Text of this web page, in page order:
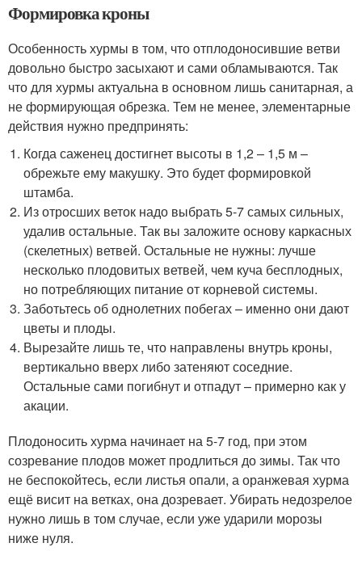
Формировка кроны
Особенность хурмы в том, что отплодоносившие ветви
довольно быстро засыхают и сами обламываются. Так
что для хурмы актуальна в основном лишь санитарная, а
не формирующая обрезка. Тем не менее, элементарные
действия нужно предпринять:
Когда саженец достигнет высоты в 1,2 – 1,5 м –
обрежьте ему макушку. Это будет формировкой
штамба.
Из отросших веток надо выбрать 5-7 самых сильных,
удалив остальные. Так вы заложите основу каркасных
(скелетных) ветвей. Остальные не нужны: лучше
несколько плодовитых ветвей, чем куча бесплодных,
но потребляющих питание от корневой системы.
Заботьтесь об однолетних побегах – именно они дают
цветы и плоды.
Вырезайте лишь те, что направлены внутрь кроны,
вертикально вверх либо затеняют соседние.
Остальные сами погибнут и отпадут – примерно как у
акации.
Плодоносить хурма начинает на 5-7 год, при этом
созревание плодов может продлиться до зимы. Так что
не беспокойтесь, если листья опали, а оранжевая хурма
ещё висит на ветках, она дозревает. Убирать недозрелое
нужно лишь в том случае, если уже ударили морозы
ниже нуля.